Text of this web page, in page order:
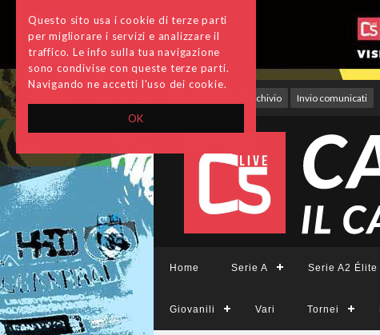
OK
Questo sito usa i cookie di terze parti
per migliorare i servizi e analizzare il
traffico. Le info sulla tua navigazione
sono condivise con queste terze parti.
Navigando ne accetti l'uso dei cookie.
Archivio Invio comunicati
Home Serie A Serie A2 Élite
Giovanili Vari Tornei